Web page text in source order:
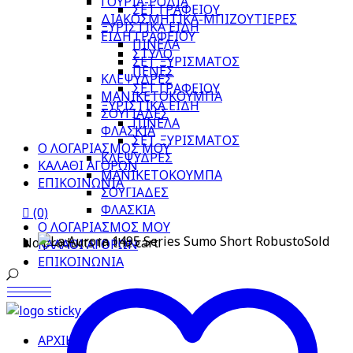
ΣΕΤ ΓΡΑΦΕΙΟΥ
ΞΥΡΙΣΤΙΚΑ ΕΙΔΗ
ΠΙΝΕΛΑ
ΣΕΤ ΞΥΡΙΣΜΑΤΟΣ
ΚΛΕΨΥΔΡΕΣ
ΜΑΝΙΚΕΤΟΚΟΥΜΠΑ
ΣΟΥΓΙΑΔΕΣ
ΦΛΑΣΚΙΑ
Ο ΛΟΓΑΡΙΑΣΜΟΣ ΜΟΥ
ΚΑΛΑΘΙ ΑΓΟΡΩΝ
ΕΠΙΚΟΙΝΩΝΙΑ
(0)
No products in the cart.
ΑΡΧΙΚΗ
ΔΙΑΚΟΣΜΗΤΙΚΑ-ΜΠΙΖΟΥΤΙΕΡΕΣ
ΕΙΔΗ ΓΡΑΦΕΙΟΥ
ΣΤΥΛΟ
ΠΕΝΕΣ
ΣΕΤ ΓΡΑΦΕΙΟΥ
ΞΥΡΙΣΤΙΚΑ ΕΙΔΗ
ΠΙΝΕΛΑ
ΣΕΤ ΞΥΡΙΣΜΑΤΟΣ
ΚΛΕΨΥΔΡΕΣ
ΜΑΝΙΚΕΤΟΚΟΥΜΠΑ
ΣΟΥΓΙΑΔΕΣ
ΦΛΑΣΚΙΑ
Ο ΛΟΓΑΡΙΑΣΜΟΣ ΜΟΥ
ΚΑΛΑΘΙ ΑΓΟΡΩΝ
ΕΠΙΚΟΙΝΩΝΙΑ
Sold